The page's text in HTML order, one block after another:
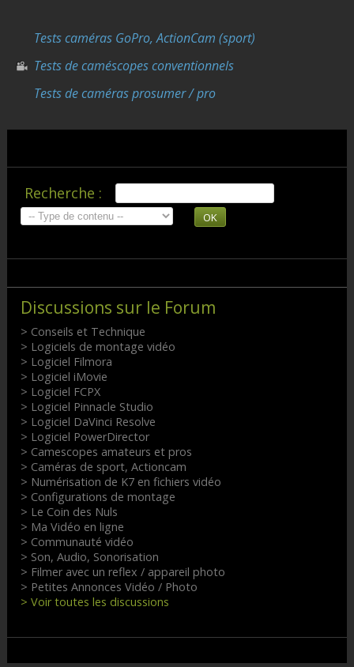
Tests caméras GoPro, ActionCam (sport)
Tests de caméscopes conventionnels
Tests de caméras prosumer / pro
Recherche :
OK
Discussions sur le Forum
> Conseils et Technique
> Logiciels de montage vidéo
> Logiciel Filmora
> Logiciel iMovie
> Logiciel FCPX
> Logiciel Pinnacle Studio
> Logiciel DaVinci Resolve
> Logiciel PowerDirector
> Camescopes amateurs et pros
> Caméras de sport, Actioncam
> Numérisation de K7 en fichiers vidéo
> Configurations de montage
> Le Coin des Nuls
> Ma Vidéo en ligne
> Communauté vidéo
> Son, Audio, Sonorisation
> Filmer avec un reflex / appareil photo
> Petites Annonces Vidéo / Photo
> Voir toutes les discussions